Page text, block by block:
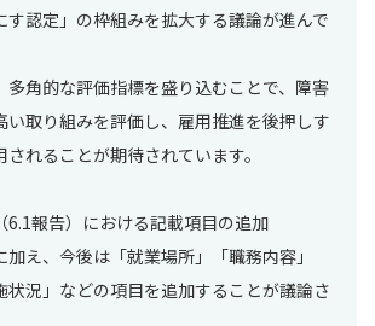
す認定」の枠組みを拡大する議論が進んで
多角的な評価指標を盛り込むことで、障害
い取り組みを評価し、雇用推進を後押しす
れることが期待されています。
6.1報告）における記載項目の追加
え、今後は「就業場所」「職務内容」
状況」などの項目を追加することが議論さ